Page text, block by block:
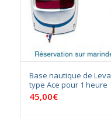
Base nautique de
type Ace pour 1 heure
45,00€